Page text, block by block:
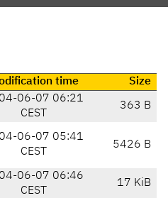
time
Size
06-07 06:21
CEST
363 B
06-07 05:41
CEST
5426 B
06-07 06:46
CEST
17 KiB